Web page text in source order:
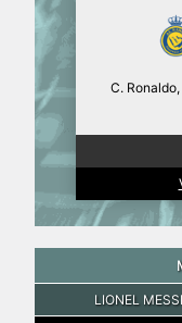
C. Ronaldo,
LIONEL MESSI